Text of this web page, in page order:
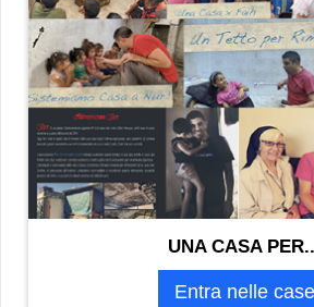
UNA CASA
Entra nelle case